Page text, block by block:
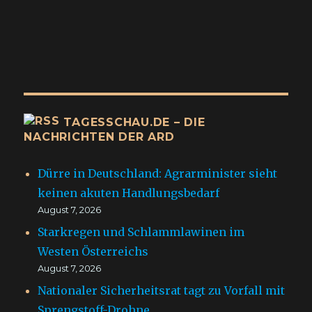
TAGESSCHAU.DE – DIE
NACHRICHTEN DER ARD
Dürre in Deutschland: Agrarminister sieht
keinen akuten Handlungsbedarf
August 7, 2026
Starkregen und Schlammlawinen im
Westen Österreichs
August 7, 2026
Nationaler Sicherheitsrat tagt zu Vorfall mit